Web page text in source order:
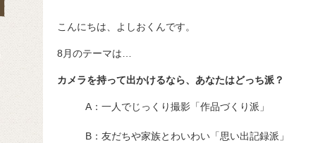
こんにちは、よしおくんです。
8月のテーマは…
カメラを持って出かけるなら、あなたはどっち派？
A：一人でじっくり撮影「作品づくり派」
B：友だちや家族とわいわい「思い出記録派」